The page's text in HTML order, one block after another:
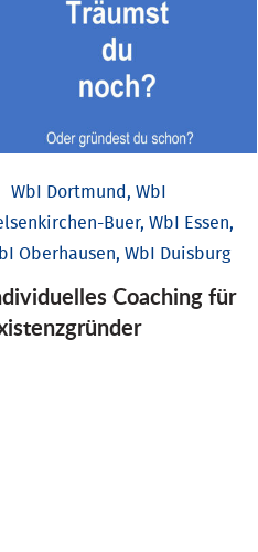
WbI Dortmund, WbI
Buer, WbI Essen,
Oberhausen, WbI Duisburg
Coaching für